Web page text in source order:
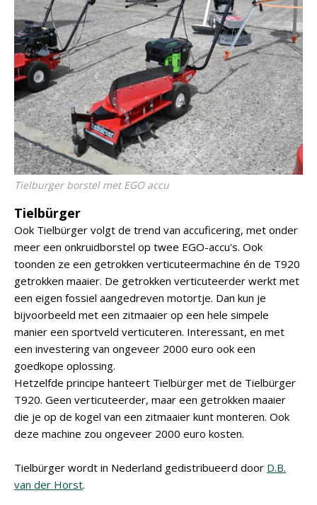
Tielburger borstel met EGO accu
Tielbürger
Ook Tielbürger volgt de trend van accuficering, met onder
meer een onkruidborstel op twee EGO-accu's. Ook
toonden ze een getrokken verticuteermachine én de T920
getrokken maaier. De getrokken verticuteerder werkt met
een eigen fossiel aangedreven motortje. Dan kun je
bijvoorbeeld met een zitmaaier op een hele simpele
manier een sportveld verticuteren. Interessant, en met
een investering van ongeveer 2000 euro ook een
goedkope oplossing.
Hetzelfde principe hanteert Tielbürger met de Tielbürger
T920. Geen verticuteerder, maar een getrokken maaier
die je op de kogel van een zitmaaier kunt monteren. Ook
deze machine zou ongeveer 2000 euro kosten.
Tielbürger wordt in Nederland gedistribueerd door D.B.
van der Horst.